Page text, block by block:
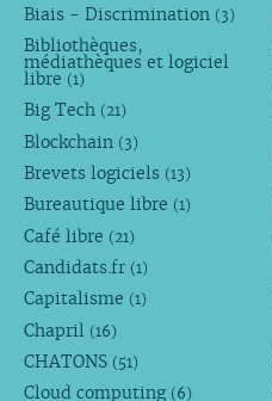
Biais - Discrimination (3)
Bibliothèques,
médiathèques et logiciel
libre (1)
Big Tech (21)
Blockchain (3)
Brevets logiciels (13)
Bureautique libre (1)
Café libre (21)
Candidats.fr (1)
Capitalisme (1)
Chapril (16)
CHATONS (51)
Cloud computing (6)